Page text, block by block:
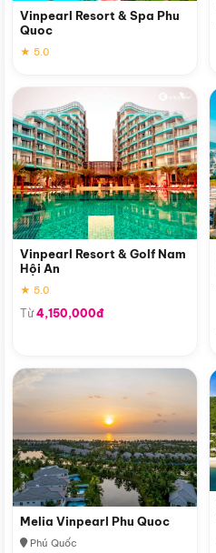
Vinpearl Resort & Spa Phu
Quoc
★ 5.0
Vinpearl Resort & Golf Nam
Hội An
★ 5.0
Từ4,150,000đ
Melia Vinpearl Phu Quoc
Phú Quốc